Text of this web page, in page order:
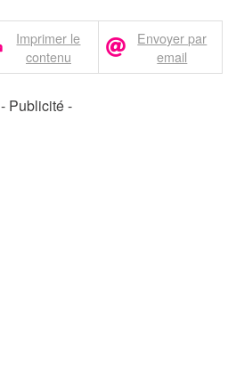
Imprimer le
contenu
Envoyer par
email
- Publicité -